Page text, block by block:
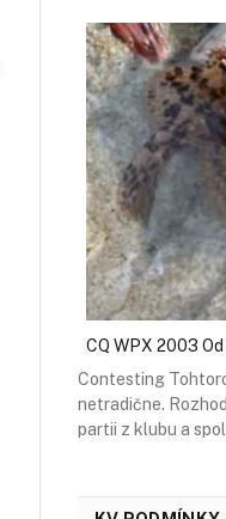
CQ WPX 2003
Contesting
netradične.
partii z klubu a